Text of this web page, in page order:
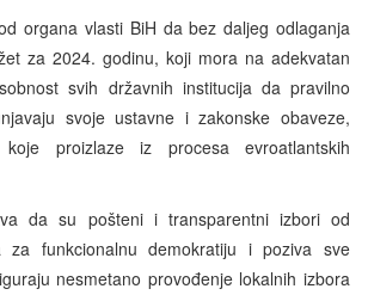
organa vlasti BiH da bez daljeg odlaganja
za 2024. godinu, koji mora na adekvatan
svih državnih institucija da pravilno
svoje ustavne i zakonske obaveze,
proizlaze iz procesa evroatlantskih
da su pošteni i transparentni izbori od
za funkcionalnu demokratiju i poziva sve
nesmetano provođenje lokalnih izbora